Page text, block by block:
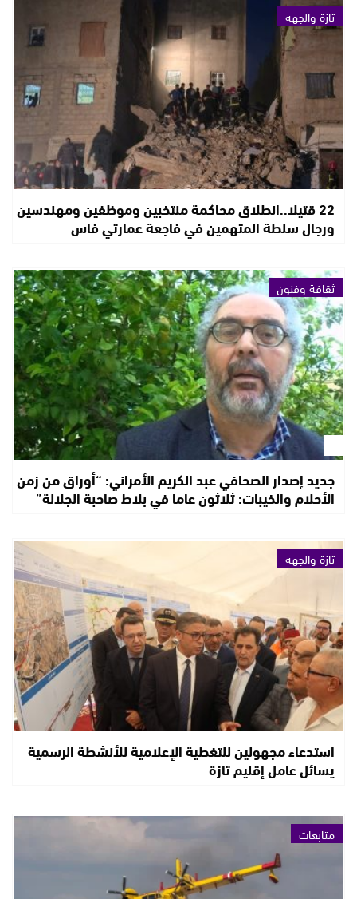
تازة والجهة
22 قتيلا..انطلاق محاكمة منتخبين وموظفين ومهندسين
ورجال سلطة المتهمين في فاجعة عمارتي فاس
ثقافة وفنون
جديد إصدار الصحافي عبد الكريم الأمراني: “أوراق من زمن
الأحلام والخيبات: ثلاثون عاما في بلاط صاحبة الجلالة”
تازة والجهة
استدعاء مجهولين للتغطية الإعلامية للأنشطة الرسمية
يسائل عامل إقليم تازة
متابعات